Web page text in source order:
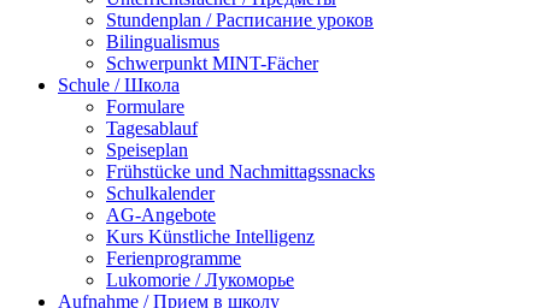
Stundenplan / Расписание уроков
Bilingualismus
Schwerpunkt MINT-Fächer
Schule / Школа
Formulare
Tagesablauf
Speiseplan
Frühstücke und Nachmittagssnacks
Schulkalender
AG-Angebote
Kurs Künstliche Intelligenz
Ferienprogramme
Lukomorie / Лукоморье
Aufnahme / Прием в школу